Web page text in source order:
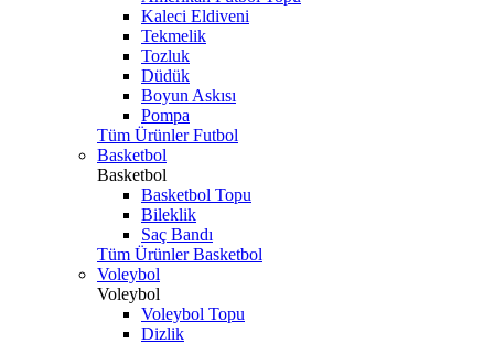
Kaleci Eldiveni
Tekmelik
Tozluk
Düdük
Boyun Askısı
Pompa
Tüm Ürünler Futbol
Basketbol
Basketbol
Basketbol Topu
Bileklik
Saç Bandı
Tüm Ürünler Basketbol
Voleybol
Voleybol
Voleybol Topu
Dizlik